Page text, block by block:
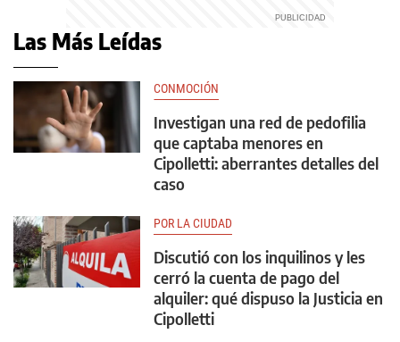
Las Más Leídas
CONMOCIÓN
Investigan una red de pedofilia
que captaba menores en
Cipolletti: aberrantes detalles del
caso
POR LA CIUDAD
Discutió con los inquilinos y les
cerró la cuenta de pago del
alquiler: qué dispuso la Justicia en
Cipolletti